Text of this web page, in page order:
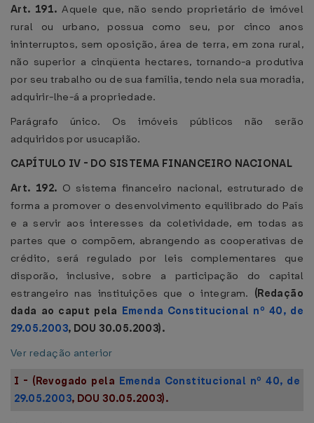
Art. 191.Aquele que, não sendo proprietário de imóvel
rural ou urbano, possua como seu, por cinco anos
ininterruptos, sem oposição, área de terra, em zona rural,
não superior a cinqüenta hectares, tornando-a produtiva
por seu trabalho ou de sua família, tendo nela sua moradia,
adquirir-lhe-á a propriedade.
Parágrafo único. Os imóveis públicos não serão
adquiridos por usucapião.
CAPÍTULO IV - DO SISTEMA FINANCEIRO NACIONAL
Art. 192. O sistema financeiro nacional, estruturado de
forma a promover o desenvolvimento equilibrado do País
e a servir aos interesses da coletividade, em todas as
partes que o compõem, abrangendo as cooperativas de
crédito, será regulado por leis complementares que
disporão, inclusive, sobre a participação do capital
estrangeiro nas instituições que o integram. (Redação
dada ao caput pela Emenda Constitucional nº 40, de
29.05.2003, DOU 30.05.2003).
Ver redação anterior
I - (Revogado pela Emenda Constitucional nº 40, de
29.05.2003, DOU 30.05.2003).